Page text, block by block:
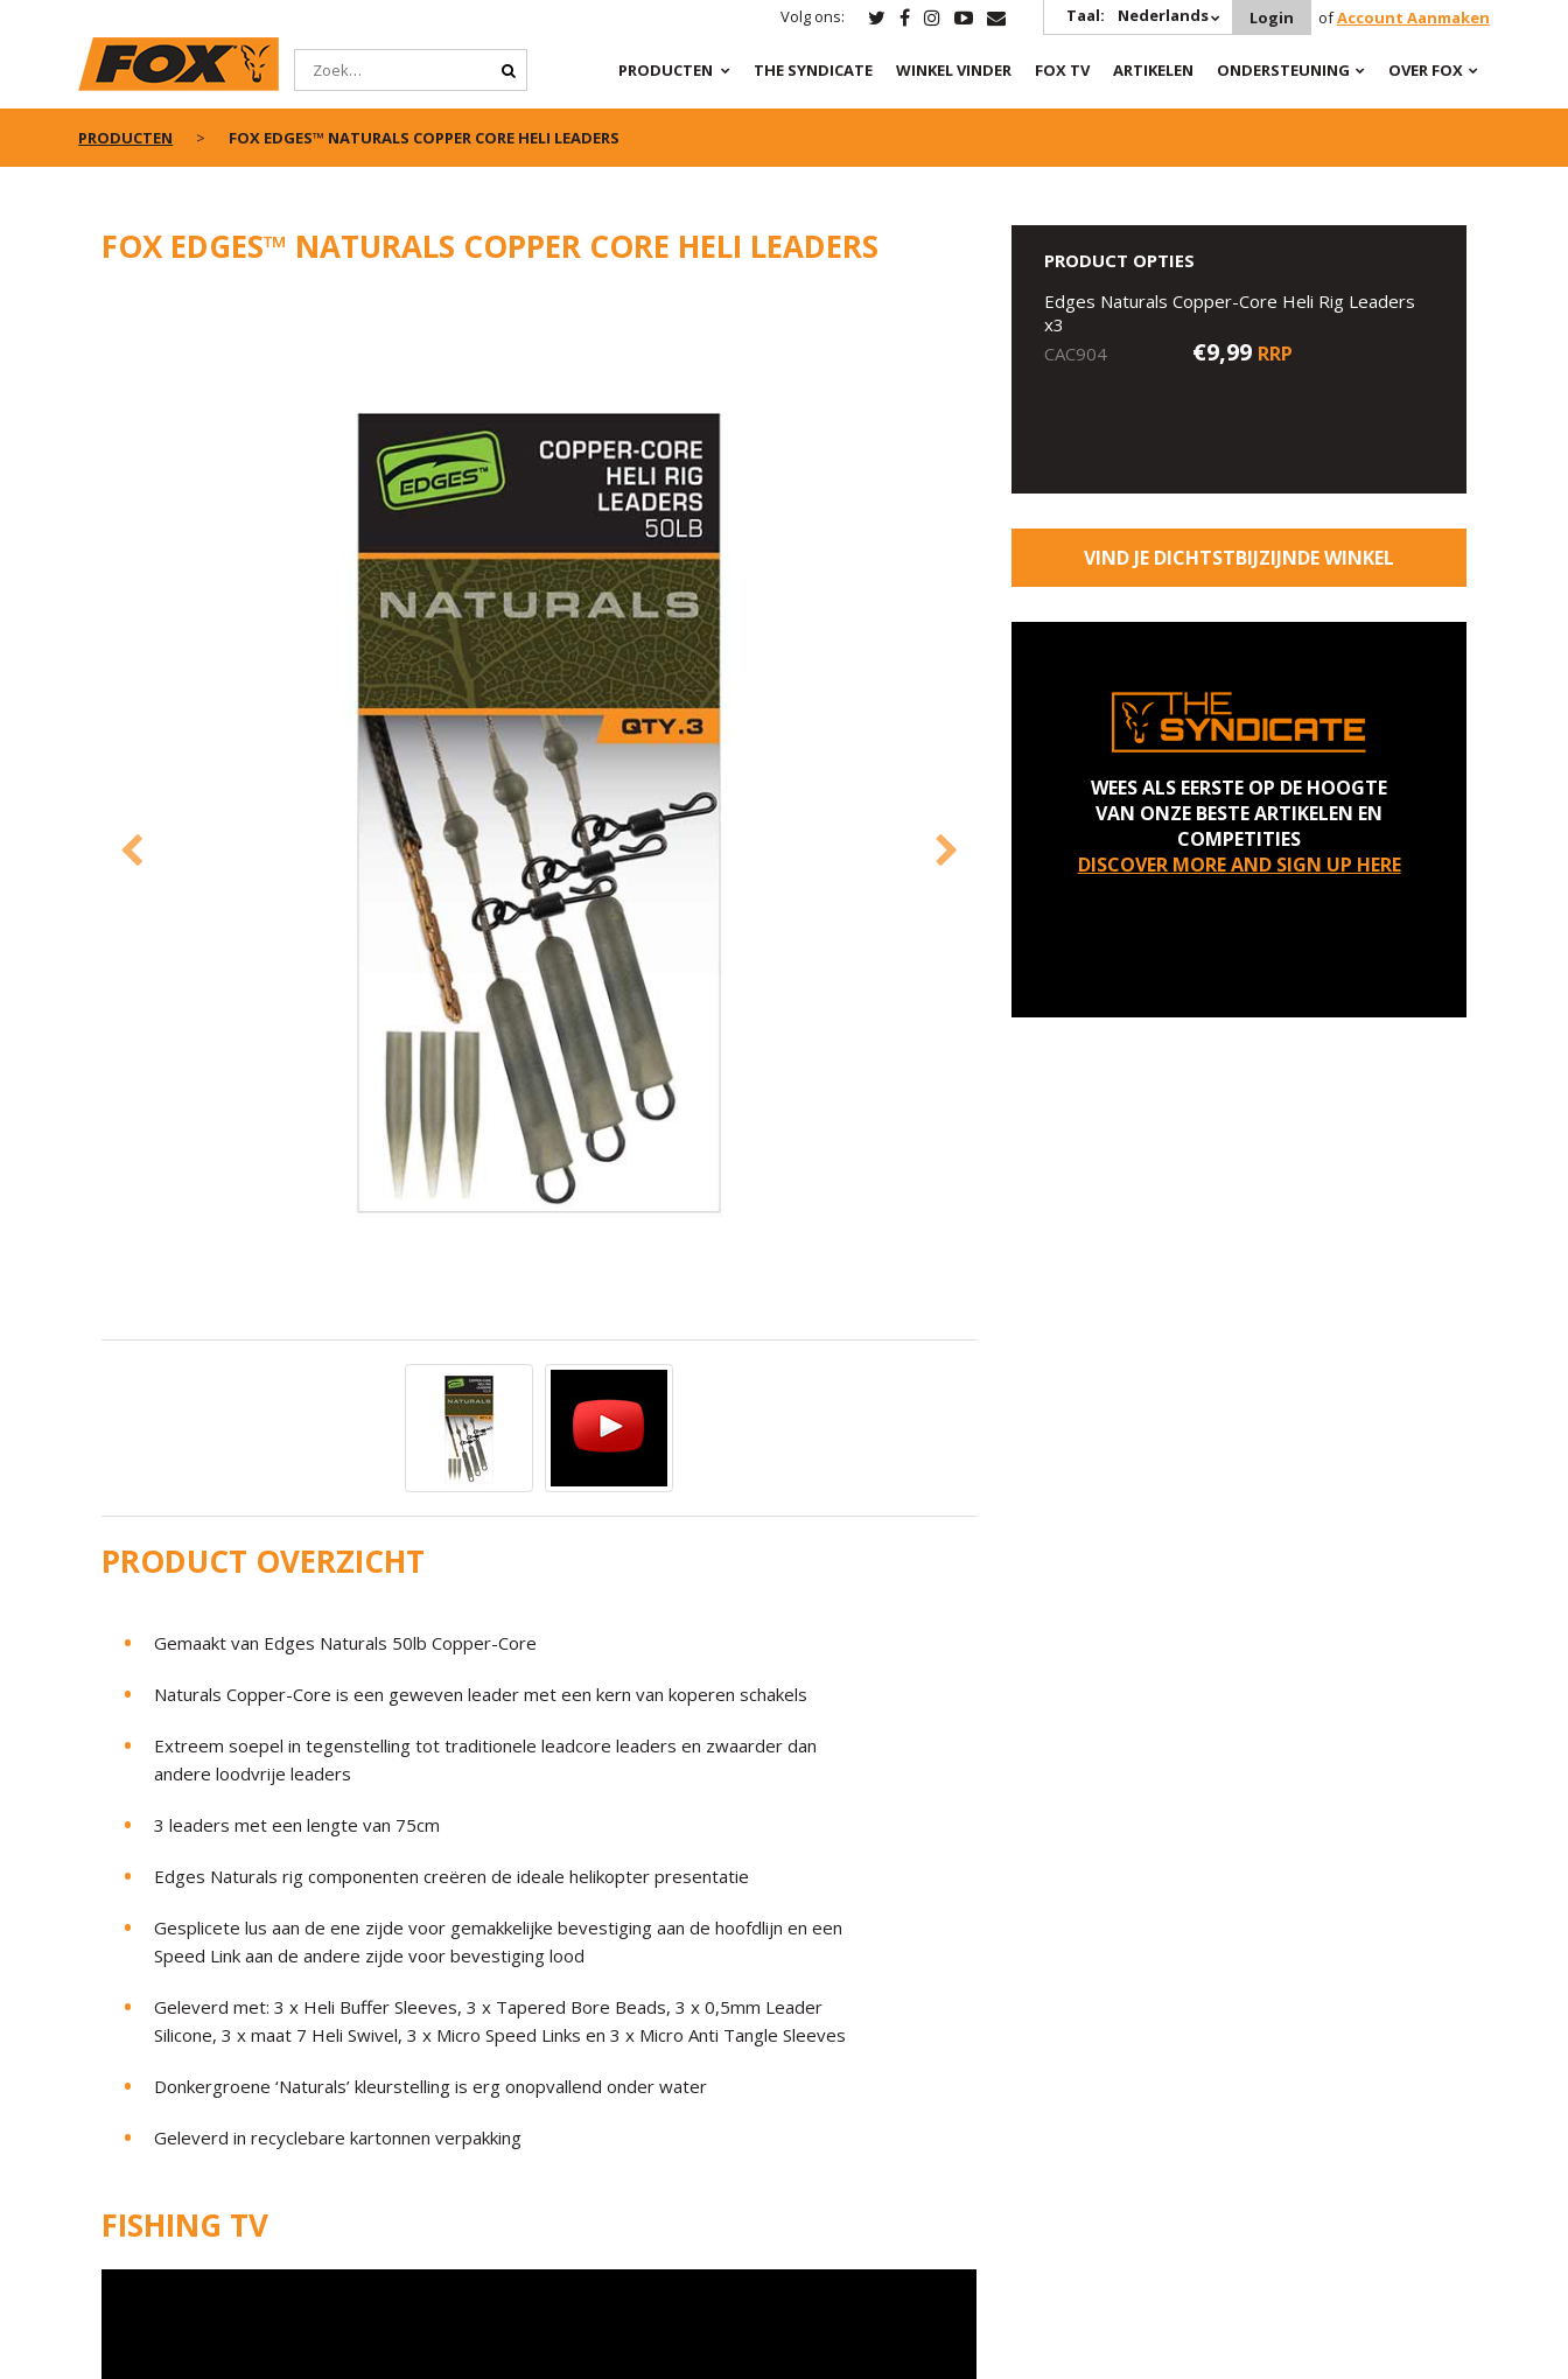
Volg ons: Taal: Nederlands Login ofAccount Aanmaken
PRODUCTEN THE SYNDICATE WINKEL VINDER FOX TV ARTIKELEN ONDERSTEUNING OVER FOX
PRODUCTEN FOX EDGES™ NATURALS COPPER CORE HELI LEADERS
FOX EDGES™ NATURALS COPPER CORE HELI LEADERS
PRODUCT OVERZICHT
Gemaakt van Edges Naturals 50lb Copper-Core
Naturals Copper-Core is een geweven leader met een kern van koperen schakels
Extreem soepel in tegenstelling tot traditionele leadcore leaders en zwaarder dan
andere loodvrije leaders
3 leaders met een lengte van 75cm
Edges Naturals rig componenten creëren de ideale helikopter presentatie
Gesplicete lus aan de ene zijde voor gemakkelijke bevestiging aan de hoofdlijn en een
Speed Link aan de andere zijde voor bevestiging lood
Geleverd met: 3 x Heli Buffer Sleeves, 3 x Tapered Bore Beads, 3 x 0,5mm Leader
Silicone, 3 x maat 7 Heli Swivel, 3 x Micro Speed Links en 3 x Micro Anti Tangle Sleeves
Donkergroene ‘Naturals’ kleurstelling is erg onopvallend onder water
Geleverd in recyclebare kartonnen verpakking
FISHING TV
PRODUCT OPTIES
Edges Naturals Copper-Core Heli Rig Leaders
x3
CAC904
€9,99 RRP
VIND JE DICHTSTBIJZIJNDE WINKEL
WEES ALS EERSTE OP DE HOOGTE
VAN ONZE BESTE ARTIKELEN EN
COMPETITIES
DISCOVER MORE AND SIGN UP HERE